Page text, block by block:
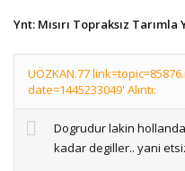
Ynt: Mısırı Topraksız
UÖZKAN.77
date=1445233049' Alıntı:
Dogrudur lakin
kadar degiller.. yani